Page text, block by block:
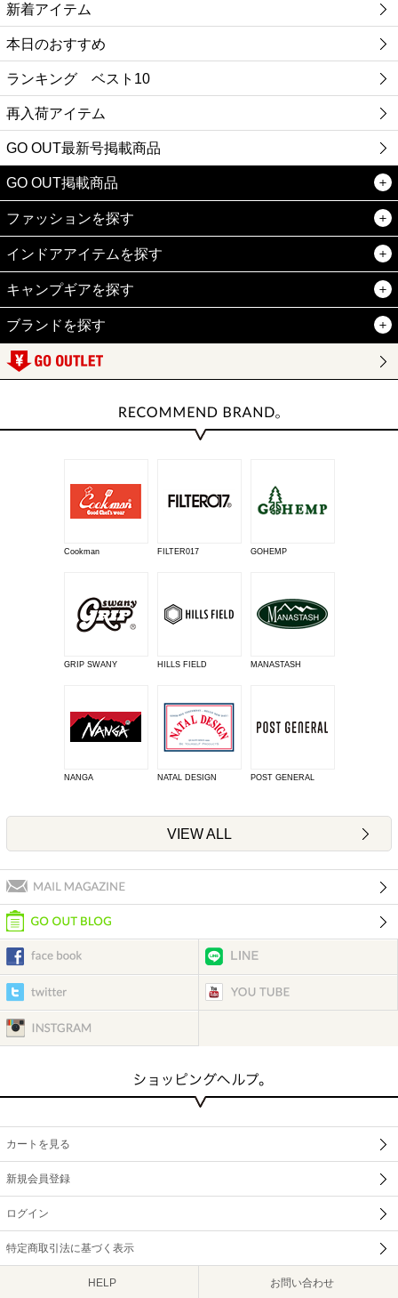
新着アイテム
本日のおすすめ
ランキング ベスト10
再入荷アイテム
GO OUT最新号掲載商品
GO OUT掲載商品
ファッションを探す
インドアアイテムを探す
キャンプギアを探す
ブランドを探す
Cookman FILTER017 GOHEMP
GRIP SWANY HILLS FIELD MANASTASH
NANGA NATAL DESIGN POST GENERAL
VIEW ALL
カートを見る
新規会員登録
ログイン
特定商取引法に基づく表示
HELP お問い合わせ